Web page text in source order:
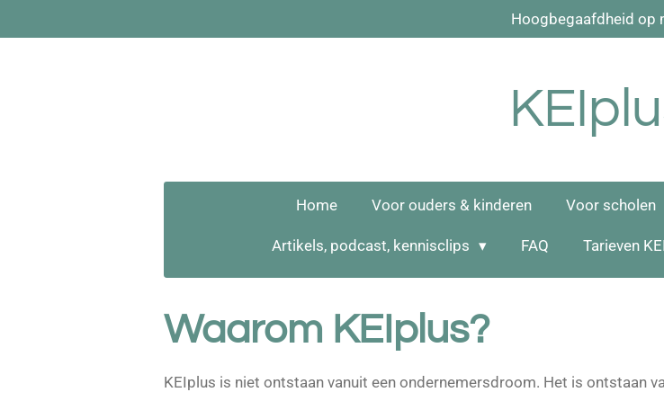
direct
Hoogbegaafdheid op
Home Voor ouders & kinderen Voor scholen
Artikels, podcast, kennisclips FAQ Tarieven
Waarom KEIplus?
KEIplus is niet ontstaan vanuit een ondernemersdroom. Het is ontstaan